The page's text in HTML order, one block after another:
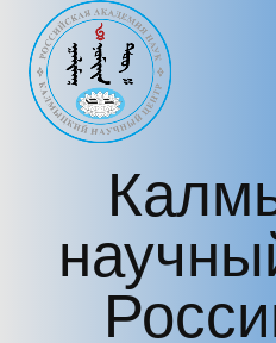
Перейти к основному содержанию